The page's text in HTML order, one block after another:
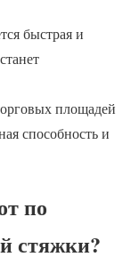
быстрая и
площадей
способность и
по
стяжки?